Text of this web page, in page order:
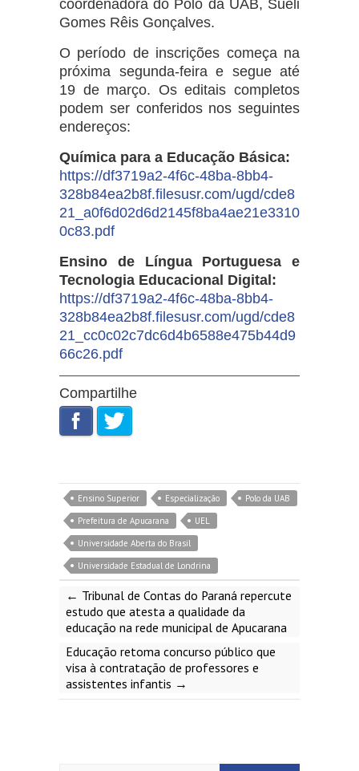
coordenadora do Polo da UAB, Sueli
Gomes Rêis Gonçalves.
O período de inscrições começa na
próxima segunda-feira e segue até
19 de março. Os editais completos
podem ser conferidos nos seguintes
endereços:
Química para a Educação Básica:
https://df3719a2-4f6c-48ba-8bb4-
328b84ea2b8f.filesusr.com/ugd/cde8
21_a0f6d02d6d2145f8ba4ae21e3310
0c83.pdf
Ensino de Língua Portuguesa e
Tecnologia Educacional Digital:
https://df3719a2-4f6c-48ba-8bb4-
328b84ea2b8f.filesusr.com/ugd/cde8
21_cc0c02c7dc6d4b6588e475b44d9
66c26.pdf
Compartilhe
Ensino Superior Especialização
Polo da UAB
Prefeitura de Apucarana
UEL
Universidade Aberta do Brasil
Universidade Estadual de Londrina
← Tribunal de Contas do Paraná repercute
estudo que atesta a qualidade da
educação na rede municipal de Apucarana
Educação retoma concurso público que
visa à contratação de professores e
assistentes infantis →